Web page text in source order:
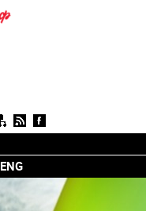
ENG